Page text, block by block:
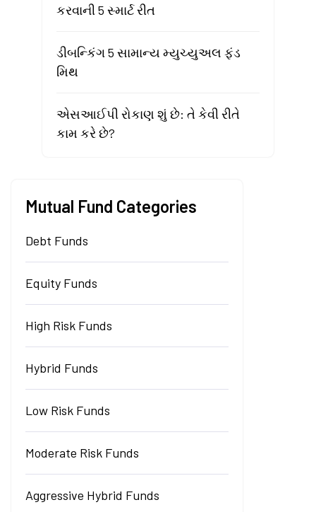
કરવાની 5 સ્માર્ટ રીત
ડીબન્કિંગ 5 સામાન્ય મ્યુચ્યુઅલ ફંડ
મિથ
એસઆઈપી રોકાણ શું છે: તે કેવી રીતે
કામ કરે છે?
Mutual Fund Categories
Debt Funds
Equity Funds
High Risk Funds
Hybrid Funds
Low Risk Funds
Moderate Risk Funds
Aggressive Hybrid Funds